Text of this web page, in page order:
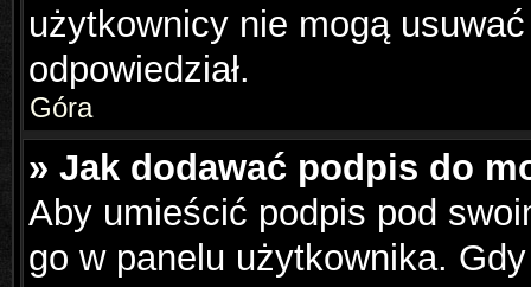
użytkownicy nie mogą
odpowiedział.
Góra
» Jak dodawać podpis do
Aby umieścić podpis pod
go w panelu użytkownika.